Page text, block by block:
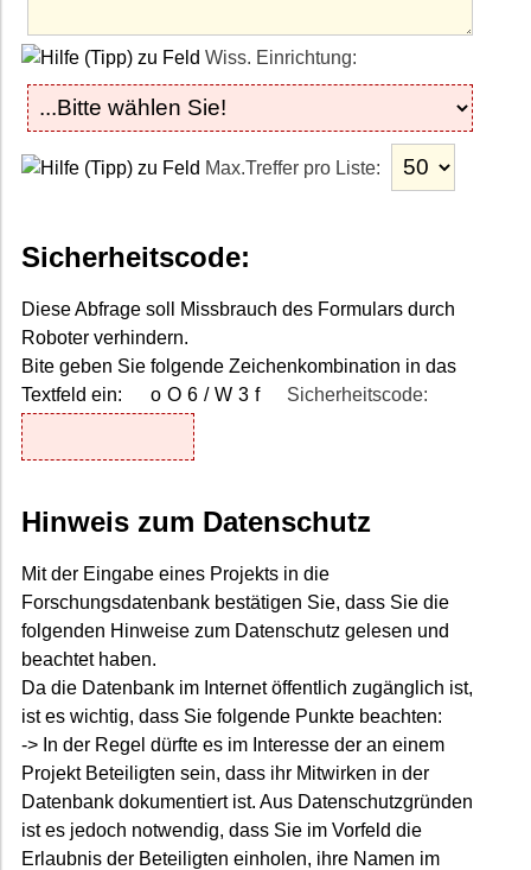
Wiss. Einrichtung:
Max.Treffer pro Liste:
Sicherheitscode:
Diese Abfrage soll Missbrauch des Formulars durch
Roboter verhindern.
Bite geben Sie folgende Zeichenkombination in das
Textfeld ein:
oO6/W3f Sicherheitscode:
Hinweis zum Datenschutz
Mit der Eingabe eines Projekts in die
Forschungsdatenbank bestätigen Sie, dass Sie die
folgenden Hinweise zum Datenschutz gelesen und
beachtet haben.
Da die Datenbank im Internet öffentlich zugänglich ist,
ist es wichtig, dass Sie folgende Punkte beachten:
-> In der Regel dürfte es im Interesse der an einem
Projekt Beteiligten sein, dass ihr Mitwirken in der
Datenbank dokumentiert ist. Aus Datenschutzgründen
ist es jedoch notwendig, dass Sie im Vorfeld die
Erlaubnis der Beteiligten einholen, ihre Namen im